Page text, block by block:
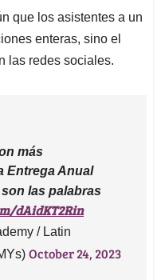
que los asistentes a un
enteras, sino el
las redes sociales.
más
Entrega Anual
las palabras
dAidKT2Rin
/ Latin
October 24, 2023